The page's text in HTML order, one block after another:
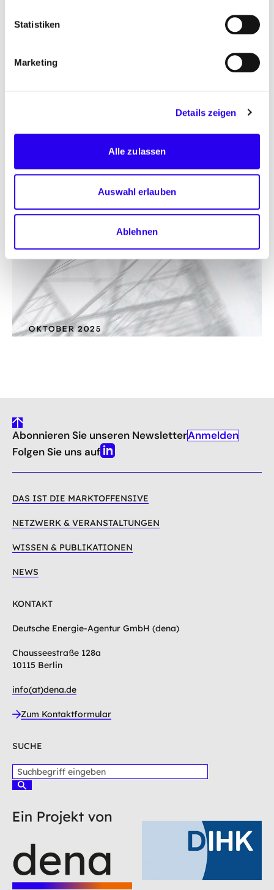
Statistiken
Marketing
Details zeigen
Alle zulassen
Auswahl erlauben
Ablehnen
neuen
Fenster
gehe
nach
oben
Abonnieren Sie unseren NewsletterAnmelden
Folgen Sie uns aufLinkedin
DAS IST DIE MARKTOFFENSIVE
NETZWERK & VERANSTALTUNGEN
WISSEN & PUBLIKATIONEN
NEWS
KONTAKT
Deutsche Energie-Agentur GmbH (dena)
Chausseestraße 128a
10115 Berlin
info(at)dena.de
Zum Kontaktformular
SUCHE
u
b
r
i
f
S
h
e